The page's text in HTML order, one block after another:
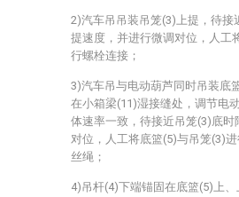
2)汽车吊吊装吊笼(3)上提，待接
提速度，并进行微调对位，人工
行螺栓连接；
3)汽车吊与电动葫芦同时吊装底
在小箱梁(11)湿接缝处，调节电
体速率一致，待接近吊笼(3)底时
对位，人工将底篮(5)与吊笼(3)
丝绳；
4)吊杆(4)下端锚固在底篮(5)上